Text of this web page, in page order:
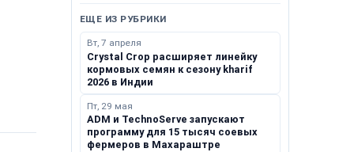
ЕЩЕ ИЗ РУБРИКИ
Вт, 7 апреля
Crystal Crop расширяет линейку
кормовых семян к сезону kharif
2026 в Индии
Пт, 29 мая
ADM и TechnoServe запускают
программу для 15 тысяч соевых
фермеров в Махараштре